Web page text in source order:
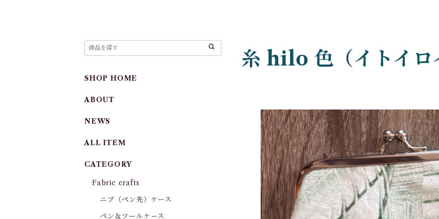
糸 hilo 色（イトイロ
SHOP HOME
ABOUT
NEWS
ALL ITEM
CATEGORY
Fabric crafts
ニブ（ペン先）ケース
ペン＆ツールケース